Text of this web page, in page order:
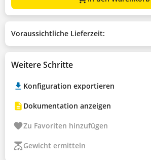
Voraussichtliche Lieferzeit:
Weitere Schritte
Konfiguration exportieren
Dokumentation anzeigen
Zu Favoriten hinzufügen
Gewicht ermitteln